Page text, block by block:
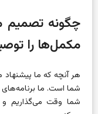
چگونه تصمیم
مکمل‌ها را
هر آنچه که ما
شما است. ما
شما وقت می‌گذاریم